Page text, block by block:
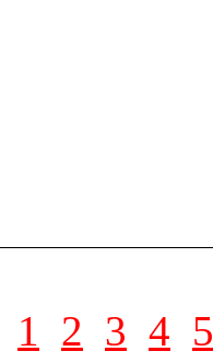
1 2 3 4 5